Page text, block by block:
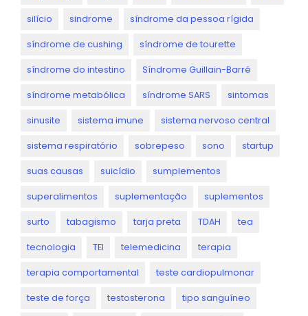
silício sindrome síndrome da pessoa rígida
síndrome de cushing síndrome de tourette
síndrome do intestino Síndrome Guillain-Barré
síndrome metabólica síndrome SARS sintomas
sinusite sistema imune sistema nervoso central
sistema respiratório sobrepeso sono startup
suas causas suicídio sumplementos
superalimentos suplementação suplementos
surto tabagismo tarja preta TDAH tea
tecnologia TEI telemedicina terapia
terapia comportamental teste cardiopulmonar
teste de força testosterona tipo sanguíneo